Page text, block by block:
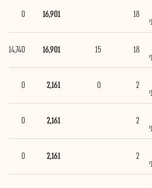
18
16,901
0
18
15
16,901
14,740
2
0
2,161
0
2
2,161
0
2
2,161
0